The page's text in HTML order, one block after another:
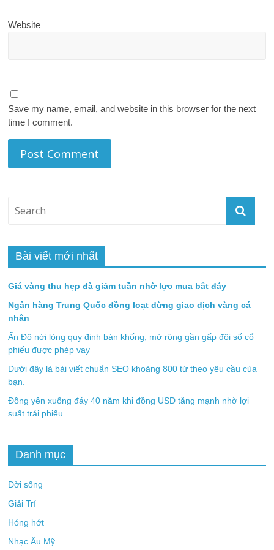
Website
Save my name, email, and website in this browser for the next
time I comment.
Bài viết mới nhất
Giá vàng thu hẹp đà giảm tuần nhờ lực mua bắt đáy
Ngân hàng Trung Quốc đồng loạt dừng giao dịch vàng cá
nhân
Ấn Độ nới lỏng quy định bán khống, mở rộng gần gấp đôi số cổ
phiếu được phép vay
Dưới đây là bài viết chuẩn SEO khoảng 800 từ theo yêu cầu của
bạn.
Đồng yên xuống đáy 40 năm khi đồng USD tăng mạnh nhờ lợi
suất trái phiếu
Danh mục
Đời sống
Giải Trí
Hóng hớt
Nhạc Âu Mỹ